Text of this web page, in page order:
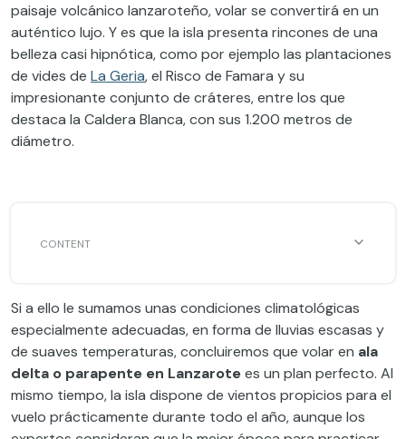
paisaje volcánico lanzaroteño, volar se convertirá en un
auténtico lujo. Y es que la isla presenta rincones de una
belleza casi hipnótica, como por ejemplo las plantaciones
de vides de La Geria, el Risco de Famara y su
impresionante conjunto de cráteres, entre los que
destaca la Caldera Blanca, con sus 1.200 metros de
diámetro.
Si a ello le sumamos unas condiciones climatológicas
especialmente adecuadas, en forma de lluvias escasas y
de suaves temperaturas, concluiremos que volar en ala
delta o parapente en Lanzarotees un plan perfecto. Al
mismo tiempo, la isla dispone de vientos propicios para el
vuelo prácticamente durante todo el año, aunque los